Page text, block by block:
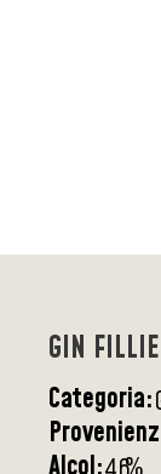
GIN
Categoria: